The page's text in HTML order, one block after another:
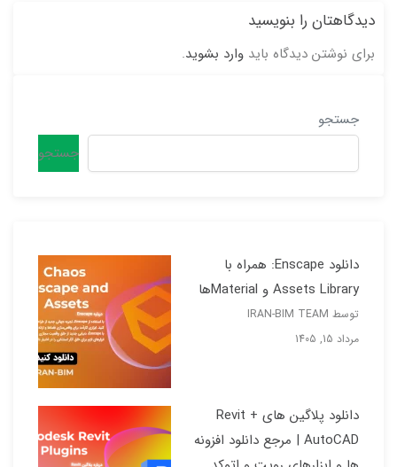
دیدگاهتان را بنویسید
برای نوشتن دیدگاه باید وارد بشوید.
جستجو
جستجو
دانلود Enscape: همراه با
Assets Library و Materialها
توسط IRAN-BIM TEAM
مرداد 15, 1405
دانلود پلاگین های Revit +
AutoCAD | مرجع دانلود افزونه